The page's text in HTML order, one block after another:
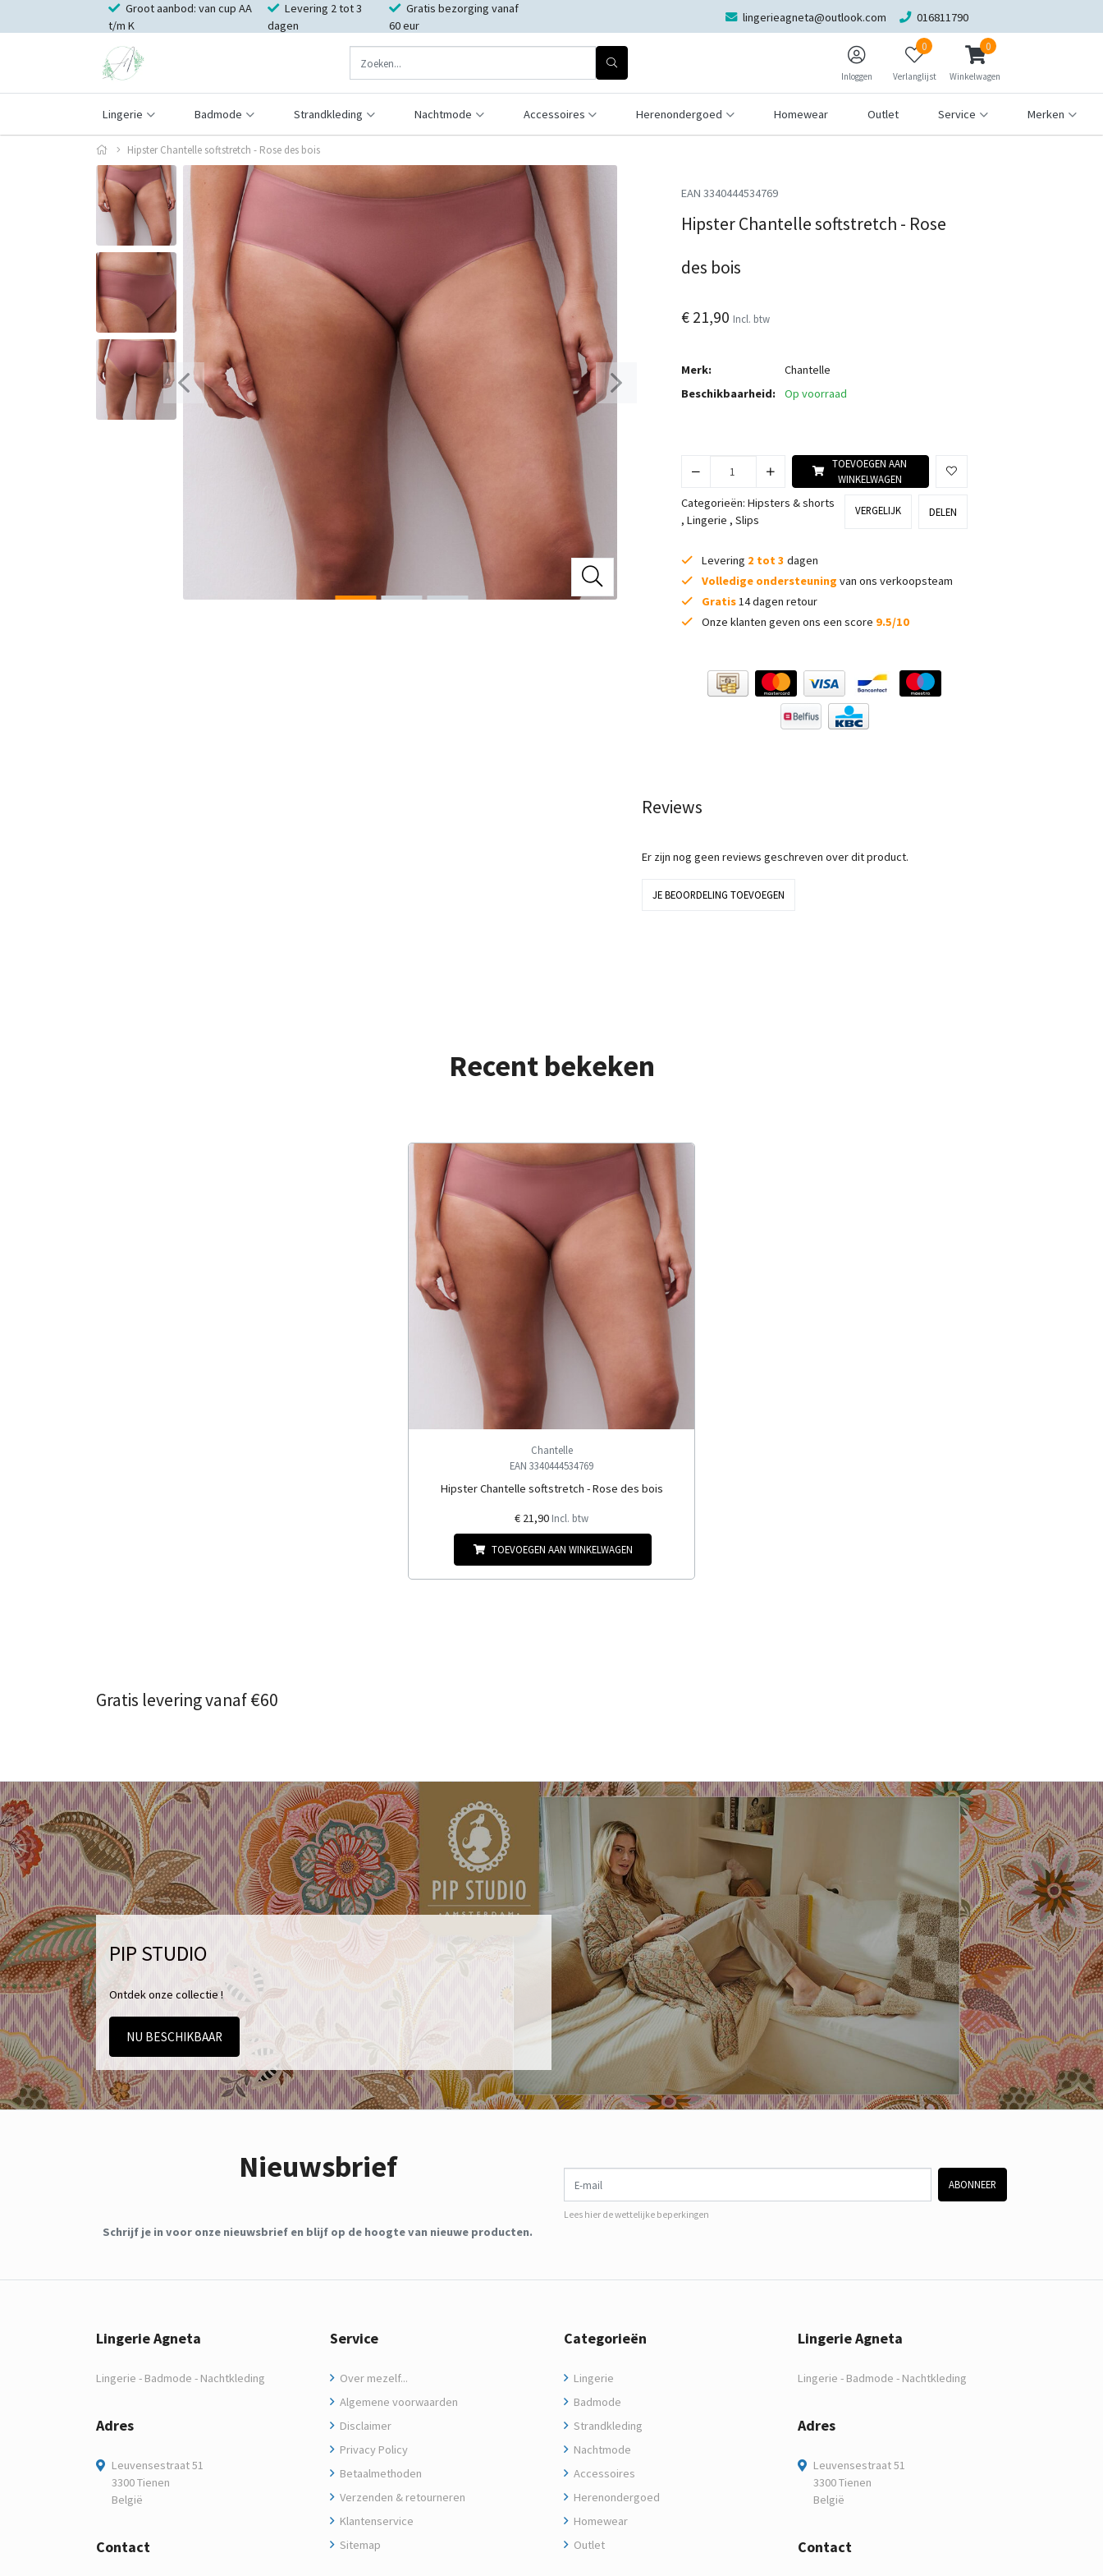
Groot aanbod: van cup AA
t/m K
Levering 2 tot 3
dagen
Gratis bezorging vanaf
60 eur
lingerieagneta@outlook.com 016811790
Inloggen
0
Verlanglijst
0
Winkelwagen
Lingerie Badmode Strandkleding Nachtmode Accessoires Herenondergoed Homewear Outlet Service Merken
Hipster Chantelle softstretch - Rose des bois
EAN 3340444534769
Hipster Chantelle softstretch - Rose
des bois
€ 21,90 Incl. btw
Merk:
Chantelle
Beschikbaarheid:
Op voorraad
TOEVOEGEN AAN
WINKELWAGEN
Categorieën: Hipsters & shorts
, Lingerie , Slips
VERGELIJK DELEN
Levering 2 tot 3 dagen
Volledige ondersteuning van ons verkoopsteam
Gratis14 dagen retour
Onze klanten geven ons een score 9.5/10
Reviews
Er zijn nog geen reviews geschreven over dit product.
JE BEOORDELING TOEVOEGEN
Recent bekeken
Chantelle
EAN 3340444534769
Hipster Chantelle softstretch - Rose des bois
€ 21,90 Incl. btw
TOEVOEGEN AAN WINKELWAGEN
Gratis levering vanaf €60
PIP STUDIO
Ontdek onze collectie !
NU BESCHIKBAAR
Nieuwsbrief
Schrijf je in voor onze nieuwsbrief en blijf op de hoogte van nieuwe producten.
E-mail
ABONNEER
Lees hier de wettelijke beperkingen
Lingerie Agneta
Lingerie - Badmode - Nachtkleding
Adres
Leuvensestraat 51
3300 Tienen
België
Contact
Service
Over mezelf...
Algemene voorwaarden
Disclaimer
Privacy Policy
Betaalmethoden
Verzenden & retourneren
Klantenservice
Sitemap
Categorieën
Lingerie
Badmode
Strandkleding
Nachtmode
Accessoires
Herenondergoed
Homewear
Outlet
Lingerie Agneta
Lingerie - Badmode - Nachtkleding
Adres
Leuvensestraat 51
3300 Tienen
België
Contact